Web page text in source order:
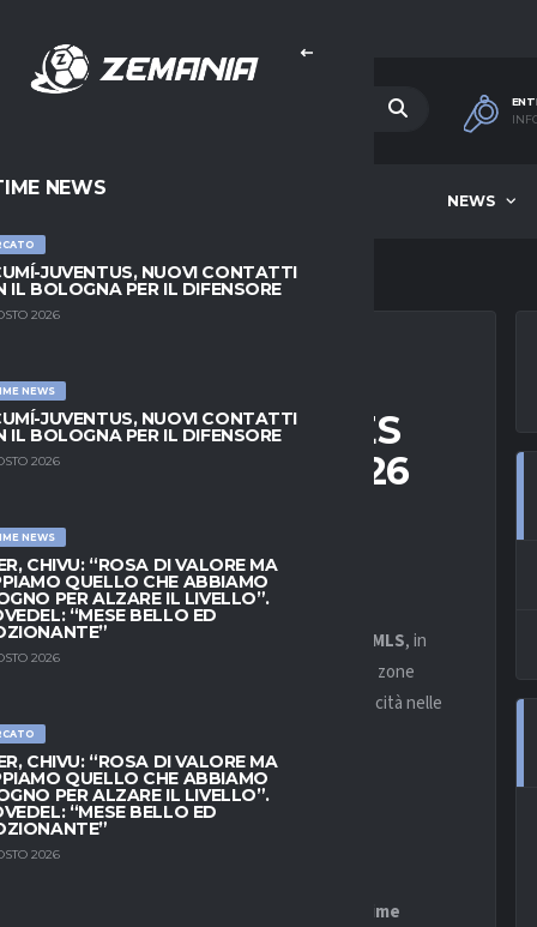
NEWS
NEWS
JUVENTUS, NUOVI CONTATTI
IL BOLOGNA PER IL DIFENSORE
2026
NEWS
JUVENTUS, NUOVI CONTATTI
IL BOLOGNA PER IL DIFENSORE
2026
NEWS
CHIVU: “ROSA DI VALORE MA
QUELLO CHE ABBIAMO
PER ALZARE IL LIVELLO”.
“MESE BELLO ED
2026
CHIVU: “ROSA DI VALORE MA
QUELLO CHE ABBIAMO
PER ALZARE IL LIVELLO”.
“MESE BELLO ED
2026
EARTHQUAKES
28 FEBBRAIO 2026
United si affrontano in una sfida affascinante di MLS, in
è fondamentale per restare agganciati alle zone
puntano molto sulla qualità offensiva e sulla velocità nelle
DELLA
interno positivo, avendo vinto il
60% delle ultime